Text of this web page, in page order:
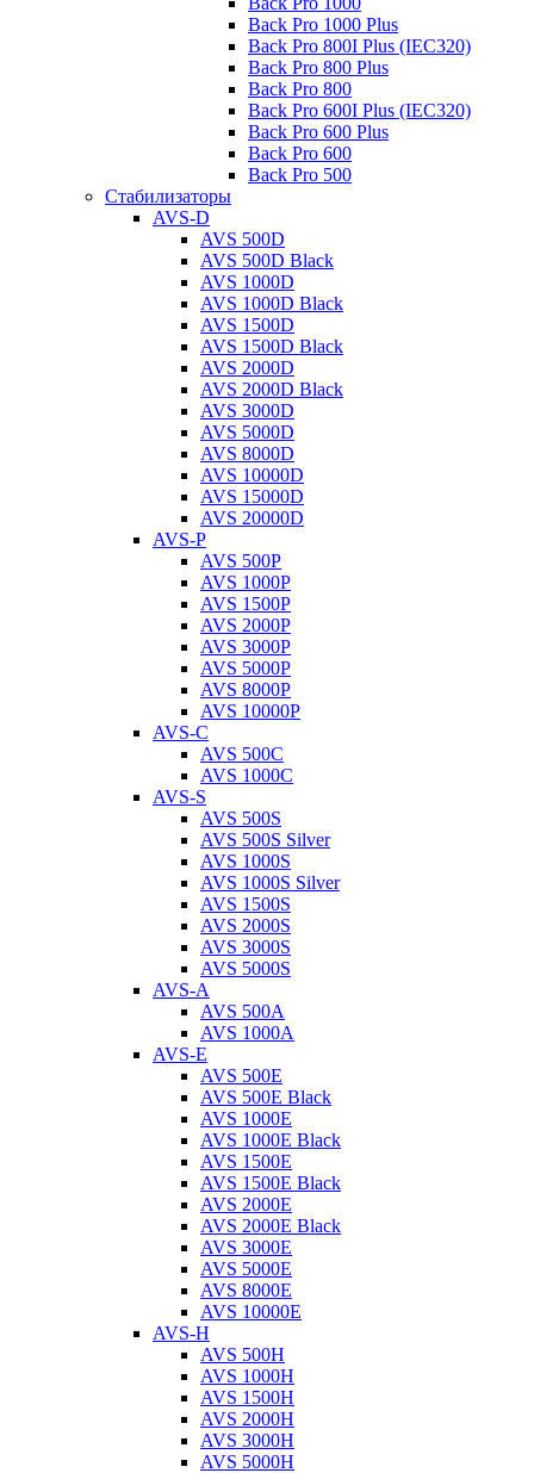
Back Pro 1000 Plus
Back Pro 800I Plus (IEC320)
Back Pro 800 Plus
Back Pro 800
Back Pro 600I Plus (IEC320)
Back Pro 600 Plus
Back Pro 600
Back Pro 500
Стабилизаторы
AVS-D
AVS 500D
AVS 500D Black
AVS 1000D
AVS 1000D Black
AVS 1500D
AVS 1500D Black
AVS 2000D
AVS 2000D Black
AVS 3000D
AVS 5000D
AVS 8000D
AVS 10000D
AVS 15000D
AVS 20000D
AVS-P
AVS 500P
AVS 1000P
AVS 1500P
AVS 2000P
AVS 3000P
AVS 5000P
AVS 8000P
AVS 10000P
AVS-C
AVS 500C
AVS 1000C
AVS-S
AVS 500S
AVS 500S Silver
AVS 1000S
AVS 1000S Silver
AVS 1500S
AVS 2000S
AVS 3000S
AVS 5000S
AVS-A
AVS 500A
AVS 1000A
AVS-E
AVS 500E
AVS 500E Black
AVS 1000E
AVS 1000E Black
AVS 1500E
AVS 1500E Black
AVS 2000E
AVS 2000E Black
AVS 3000E
AVS 5000E
AVS 8000E
AVS 10000E
AVS-H
AVS 500H
AVS 1000H
AVS 1500H
AVS 2000H
AVS 3000H
AVS 5000H